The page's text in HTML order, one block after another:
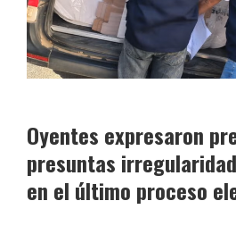
Oyentes expresaron
presuntas
en el último proceso